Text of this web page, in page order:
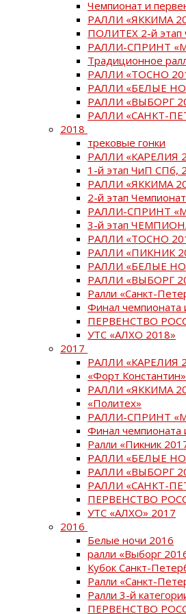
Чемпионат и
РАЛЛИ «ЯККИМА
ПОЛИТЕХ 2-й этап
РАЛЛИ-СПРИНТ
Традиционное
РАЛЛИ «ТОСНО
РАЛЛИ «БЕЛЫЕ
РАЛЛИ «ВЫБОРГ
РАЛЛИ «САНКТ-
2018
трековые гонки
РАЛЛИ «КАРЕЛИЯ
1-й этап ЧиП СПб,
РАЛЛИ «ЯККИМА
2-й этап
РАЛЛИ-СПРИНТ
3-й этап
РАЛЛИ «ТОСНО
РАЛЛИ «ПИКНИК
РАЛЛИ «БЕЛЫЕ
РАЛЛИ «ВЫБОРГ
Ралли «Санкт-
Финал чемпионата
ПЕРВЕНСТВО
УТС «АЛХО 2018»
2017
РАЛЛИ «КАРЕЛИЯ
«Форт Константин»
РАЛЛИ «ЯККИМА
«Политех»
РАЛЛИ-СПРИНТ
Финал чемпионата
Ралли «Пикник
РАЛЛИ «БЕЛЫЕ
РАЛЛИ «ВЫБОРГ
РАЛЛИ «САНКТ-
ПЕРВЕНСТВО
УТС «АЛХО» 2017
2016
Белые ночи 2016
ралли «Выборг
Кубок Санкт-
Ралли «Санкт-
Ралли 3-й
ПЕРВЕНСТВО